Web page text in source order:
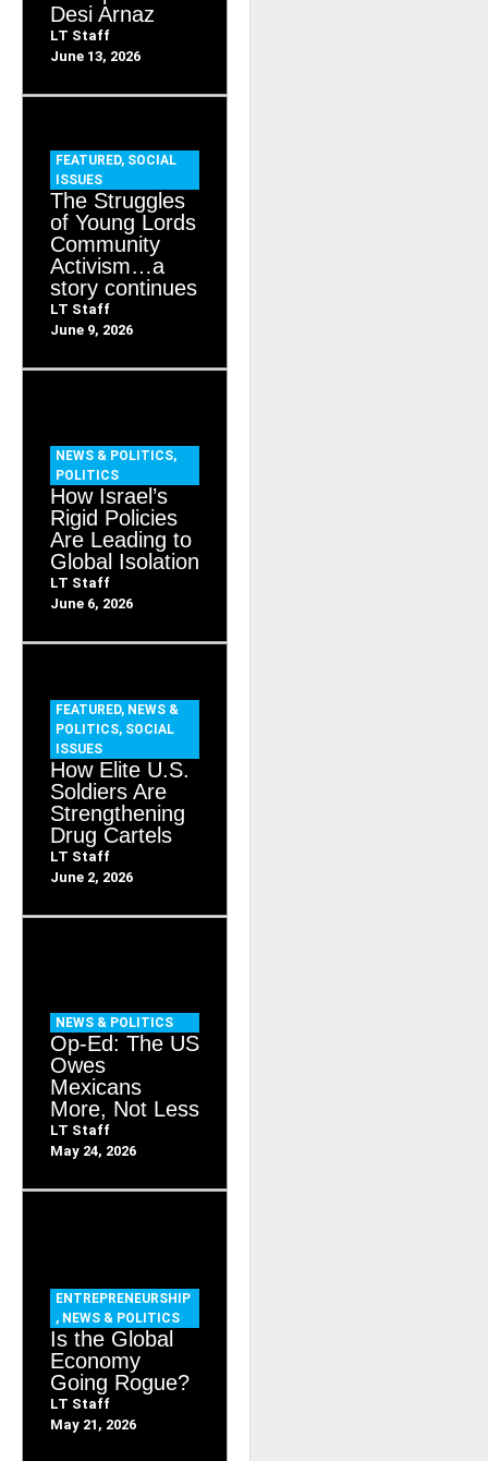
Desi Arnaz
LT Staff
June 13, 2026
FEATURED, SOCIAL
ISSUES
The Struggles
of Young Lords
Community
Activism…a
story continues
LT Staff
June 9, 2026
NEWS & POLITICS,
POLITICS
How Israel’s
Rigid Policies
Are Leading to
Global Isolation
LT Staff
June 6, 2026
FEATURED, NEWS &
POLITICS, SOCIAL
ISSUES
How Elite U.S.
Soldiers Are
Strengthening
Drug Cartels
LT Staff
June 2, 2026
NEWS & POLITICS
Op-Ed: The US
Owes
Mexicans
More, Not Less
LT Staff
May 24, 2026
ENTREPRENEURSHIP
, NEWS & POLITICS
Is the Global
Economy
Going Rogue?
LT Staff
May 21, 2026